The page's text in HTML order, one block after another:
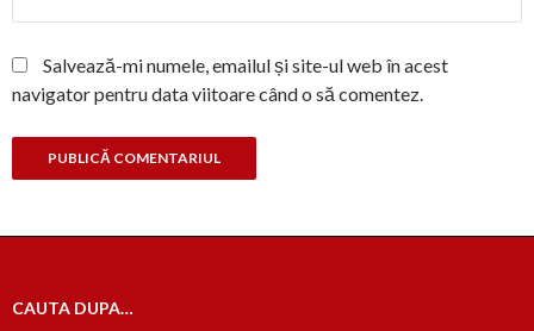
Salvează-mi numele, emailul și site-ul web în acest
navigator pentru data viitoare când o să comentez.
CAUTA DUPA…